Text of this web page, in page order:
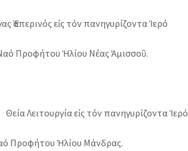
Ἑσπερινός εἰς τόν πανηγυρίζοντα Ἱερό
Προφήτου Ἠλίου Νέας Ἀμισσοῦ.
Λειτουργία εἰς τόν πανηγυρίζοντα Ἱερό
Προφήτου Ἠλίου Μάνδρας.